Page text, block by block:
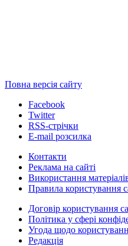
Повна версія сайту
Facebook
Twitter
RSS-стрічки
E-mail розсилка
Контакти
Реклама на сайті
Використання
Правила користування
Договір користування
Політика у сфері
Угода щодо
Редакція